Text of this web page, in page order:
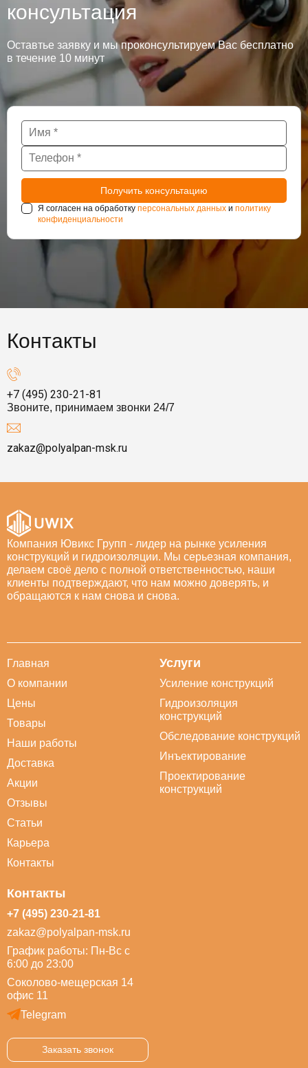
консультация
Оставтье заявку и мы проконсультируем Вас бесплатно
в течение 10 минут
Я согласен на обработку персональных данных и политику
конфиденциальности
Контакты
+7 (495) 230-21-81
Звоните, принимаем звонки 24/7
zakaz@polyalpan-msk.ru
Компания Ювикс Групп - лидер на рынке усиления
конструкций и гидроизоляции. Мы серьезная компания,
делаем своё дело с полной ответственностью, наши
клиенты подтверждают, что нам можно доверять, и
обращаются к нам снова и снова.
Главная
О компании
Цены
Товары
Наши работы
Доставка
Акции
Отзывы
Статьи
Карьера
Контакты
Услуги
Усиление конструкций
Гидроизоляция
конструкций
Обследование конструкций
Инъектирование
Проектирование
конструкций
Контакты
+7 (495) 230-21-81
zakaz@polyalpan-msk.ru
График работы: Пн-Вс с
6:00 до 23:00
Соколово-мещерская 14
офис 11
Telegram
Заказать звонок